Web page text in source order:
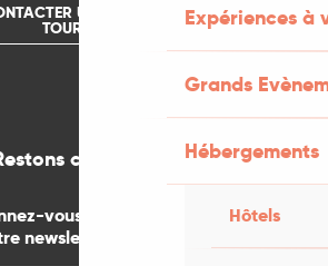
Expériences à
Grands
Hébergements
Hôtels
UN OFFICE DE
TOURISME
connectés
vous gratuitement
newsletter mensuelle